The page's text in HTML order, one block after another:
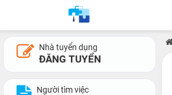
Nhà tuyển dụng
ĐĂNG TUYỂN
Người tìm việc